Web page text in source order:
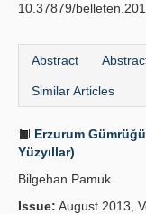
10.37879/
Abstract
Similar Articles
Erzurum
Yüzyıllar)
Bilgehan Pamuk
Issue: August 2013,